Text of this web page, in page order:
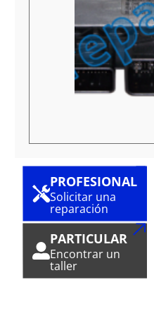
PROFESIONAL
Solicitar una
reparación
PARTICULAR
Encontrar un
taller